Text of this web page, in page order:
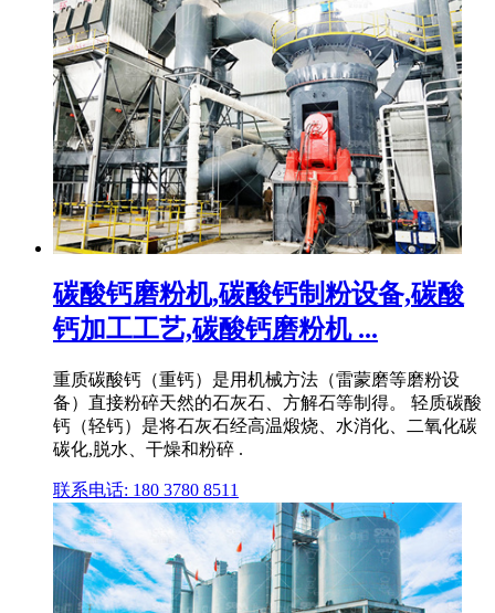
碳酸钙磨粉机,碳酸钙制粉设备,碳酸
钙加工工艺,碳酸钙磨粉机 ...
重质碳酸钙（重钙）是用机械方法（雷蒙磨等磨粉设
备）直接粉碎天然的石灰石、方解石等制得。 轻质碳酸
钙（轻钙）是将石灰石经高温煅烧、水消化、二氧化碳
碳化,脱水、干燥和粉碎 .
联系电话: 180 3780 8511